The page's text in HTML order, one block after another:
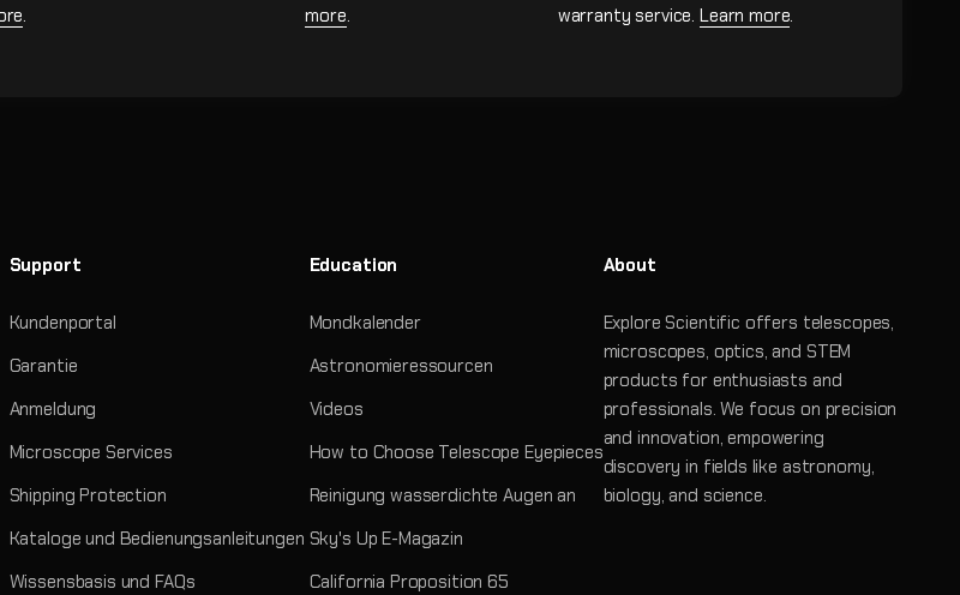
.
more.
warranty service. Learn more.
Support
Kundenportal
Garantie
Anmeldung
Microscope Services
Shipping Protection
Kataloge und Bedienungsanleitungen
Wissensbasis und FAQs
Education
Mondkalender
Astronomieressourcen
Videos
How to Choose Telescope Eyepieces
Reinigung wasserdichte Augen an
Sky's Up E-Magazin
California Proposition 65
About
Explore Scientific offers telescopes,
microscopes, optics, and STEM
products for enthusiasts and
professionals. We focus on precision
and innovation, empowering
discovery in fields like astronomy,
biology, and science.